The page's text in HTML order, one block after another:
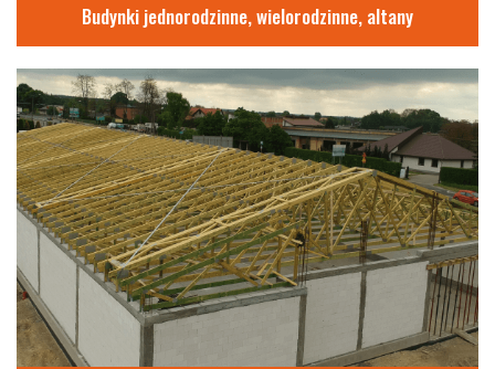
Budynki jednorodzinne, wielorodzinne, altany